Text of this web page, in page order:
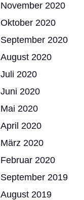
November 2020
Oktober 2020
September 2020
August 2020
Juli 2020
Juni 2020
Mai 2020
April 2020
März 2020
Februar 2020
September 2019
August 2019